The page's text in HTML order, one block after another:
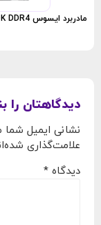
مادربرد ایسوس PRIME H610M-K DDR4
دیدگاهتان را
نشانی ایمیل شما
علامت‌گذاری شده‌اند
دیدگاه*